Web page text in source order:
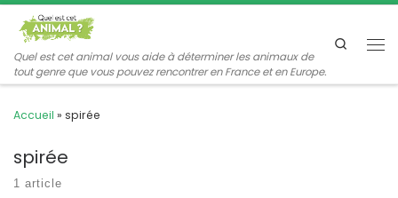
Passer au contenu
Quel est cet animal vous aide à déterminer les animaux de
tout genre que vous pouvez rencontrer en France et en Europe.
Search
Accueil » spirée
spirée
1 article